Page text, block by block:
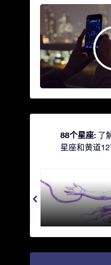
88个星座: 了
星座和黄道12
Andromeda - 被